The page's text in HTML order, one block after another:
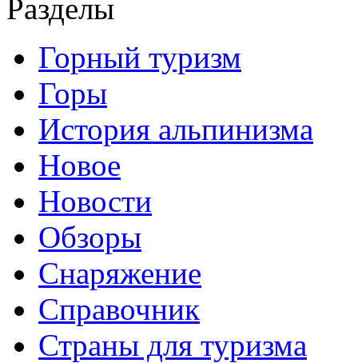
Разделы
Горный туризм
Горы
История альпинизма
Новое
Новости
Обзоры
Снаряжение
Справочник
Страны для туризма